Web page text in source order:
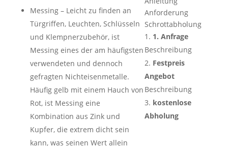
Messing – Leicht zu finden an
Türgriffen, Leuchten, Schlüsseln
und Klempnerzubehör, ist
Messing eines der am häufigsten
verwendeten und dennoch
gefragten Nichteisenmetalle.
Häufig gelb mit einem Hauch von
Rot, ist Messing eine
Kombination aus Zink und
Kupfer, die extrem dicht sein
kann, was seinen Wert allein
Anforderung
Schrottabholung
1. Anfrage
Beschreibung
Festpreis
Angebot
Beschreibung
kostenlose
Abholung